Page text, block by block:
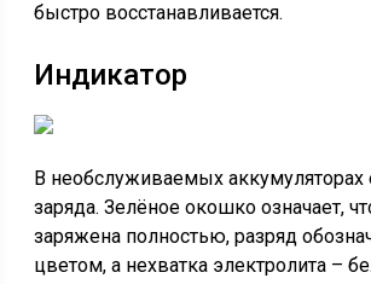
быстро восстанавливается.
Индикатор
В необслуживаемых аккумуляторах
заряда. Зелёное окошко означает,
заряжена полностью, разряд
цветом, а нехватка электролита –